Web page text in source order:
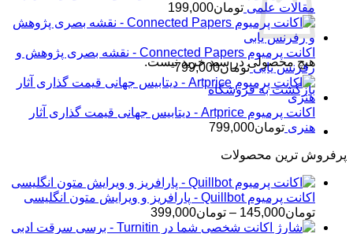
هیچ محصولی در سبد خرید نیست.
بازگشت به فروشگاه
مقالات علمی تومان199,000
اکانت پرمیوم Connected Papers - نقشه بصری پژوهش و
رفرنس یابی تومان799,000
اکانت پرمیوم Artprice - دیتابیس جهانی قیمت ‌گذاری آثار
هنری تومان799,000
پرفروش ترین محصولات
اکانت پرمیوم Quillbot - پارافریز و ویرایش متون انگلیسی
تومان145,000
– تومان399,000محدوده
قیمت: